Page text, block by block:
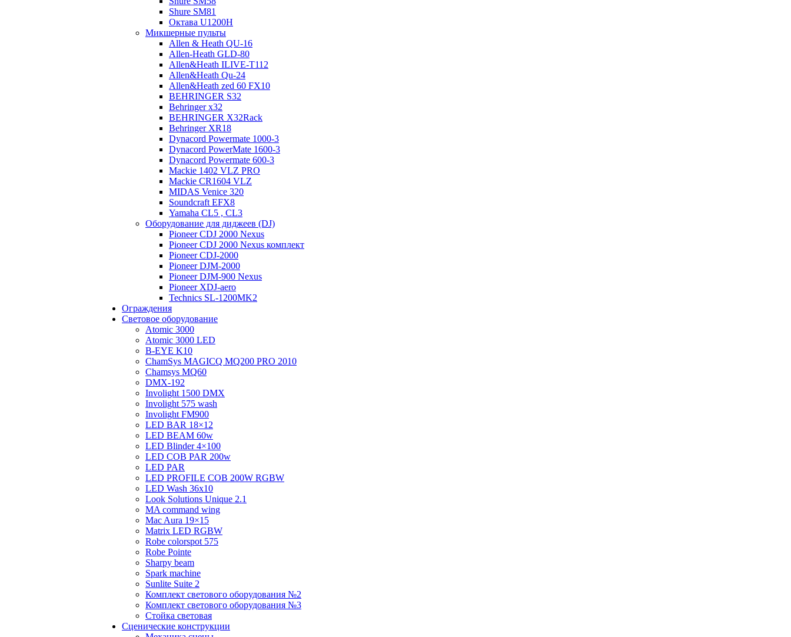
Shure SM81
Октава U1200H
Микшерные пульты
Allen & Heath QU-16
Allen-Heath GLD-80
Allen&Heath ILIVE-T112
Allen&Heath Qu-24
Allen&Heath zed 60 FX10
BEHRINGER S32
Behringer x32
BEHRINGER X32Rack
Behringer XR18
Dynacord Powermate 1000-3
Dynacord PowerMate 1600-3
Dynacord Powermate 600-3
Mackie 1402 VLZ PRO
Mackie CR1604 VLZ
MIDAS Venice 320
Soundcraft EFX8
Yamaha CL5 , CL3
Оборудование для диджеев (DJ)
Pioneer CDJ 2000 Nexus
Pioneer CDJ 2000 Nexus комплект
Pioneer CDJ-2000
Pioneer DJM-2000
Pioneer DJM-900 Nexus
Pioneer XDJ-aero
Technics SL-1200MK2
Ограждения
Световое оборудование
Atomic 3000
Atomic 3000 LED
B-EYE K10
ChamSys MAGICQ MQ200 PRO 2010
Chamsys MQ60
DMX-192
Involight 1500 DMX
Involight 575 wash
Involight FM900
LED BAR 18×12
LED BEAM 60w
LED Blinder 4×100
LED COB PAR 200w
LED PAR
LED PROFILE COB 200W RGBW
LED Wash 36х10
Look Solutions Unique 2.1
MA command wing
Mac Aura 19×15
Matrix LED RGBW
Robe colorspot 575
Robe Pointe
Sharpy beam
Spark machine
Sunlite Suite 2
Комплект светового оборудования №2
Комплект светового оборудования №3
Стойка световая
Сценические конструкции